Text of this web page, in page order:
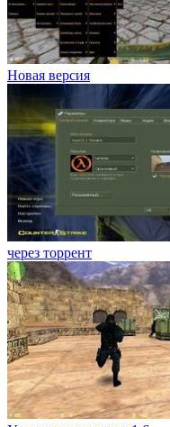
Новая версия
через торрент